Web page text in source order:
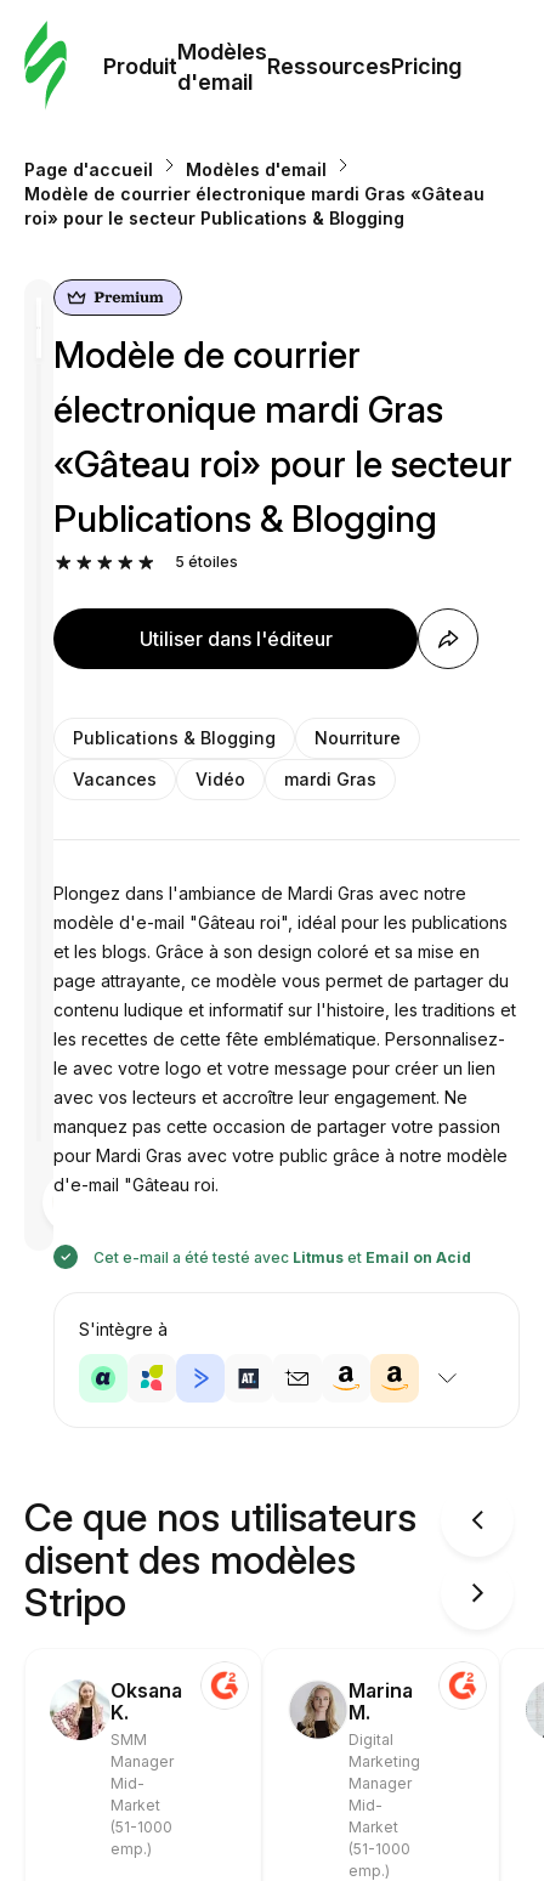
Produit
Modèles
d'email
RessourcesPricing
Page d'accueil
Modèles d'email
Modèle de courrier électronique mardi Gras «Gâteau
roi» pour le secteur Publications & Blogging
Conçu par
Modèle de courrier
électronique mardi Gras
«Gâteau roi» pour le secteur
Publications & Blogging
5 étoiles
Utiliser dans l'éditeur
Publications & Blogging
Nourriture
Vacances
Vidéo mardi Gras
Plongez dans l'ambiance de Mardi Gras avec notre
modèle d'e-mail "Gâteau roi", idéal pour les publications
et les blogs. Grâce à son design coloré et sa mise en
page attrayante, ce modèle vous permet de partager du
contenu ludique et informatif sur l'histoire, les traditions et
les recettes de cette fête emblématique. Personnalisez-
le avec votre logo et votre message pour créer un lien
avec vos lecteurs et accroître leur engagement. Ne
manquez pas cette occasion de partager votre passion
pour Mardi Gras avec votre public grâce à notre modèle
d'e-mail "Gâteau roi.
Cet e-mail a été testé avec Litmus et Email on Acid
S'intègre à
Ce que nos utilisateurs
disent des modèles
Stripo
Oksana
K.
SMM
Manager
Mid-
Market
(51-1000
emp.)
Marina
M.
Digital
Marketing
Manager
Mid-
Market
(51-1000
emp.)